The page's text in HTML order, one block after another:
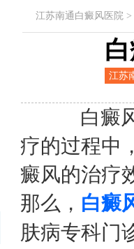
江苏南通白癜风医院
江苏
院
白癜风
疗的过程中
癜风的治疗
那么， 白癜
肤病专科门